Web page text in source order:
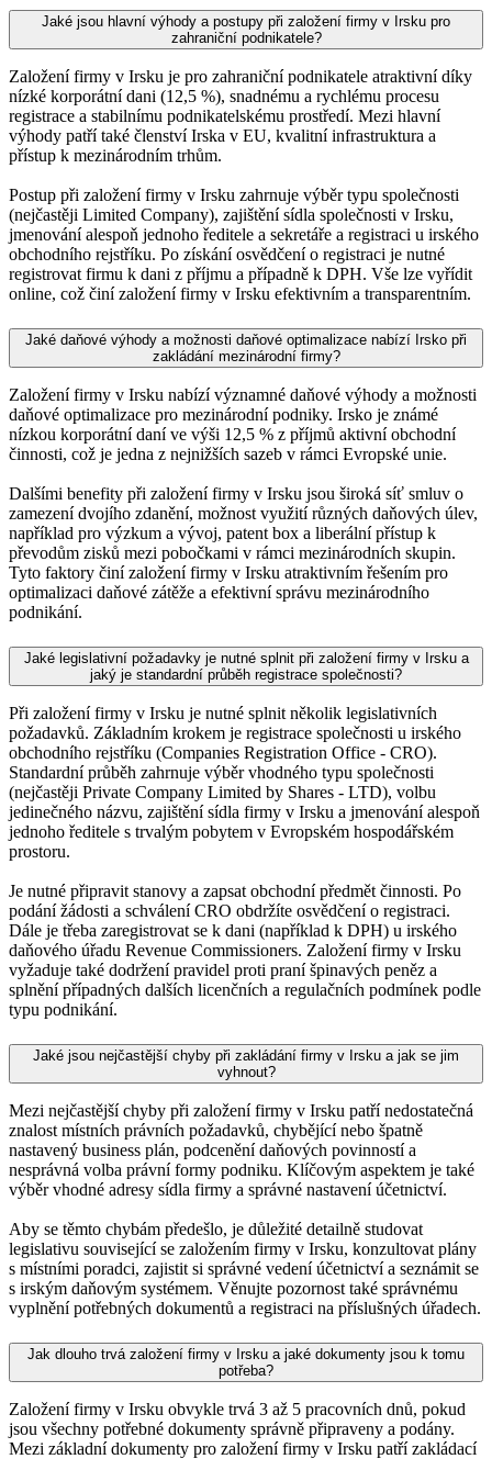
Jaké jsou hlavní výhody a postupy při založení firmy v Irsku pro
zahraniční podnikatele?
Založení firmy v Irsku je pro zahraniční podnikatele atraktivní díky
nízké korporátní dani (12,5 %), snadnému a rychlému procesu
registrace a stabilnímu podnikatelskému prostředí. Mezi hlavní
výhody patří také členství Irska v EU, kvalitní infrastruktura a
přístup k mezinárodním trhům.
Postup při založení firmy v Irsku zahrnuje výběr typu společnosti
(nejčastěji Limited Company), zajištění sídla společnosti v Irsku,
jmenování alespoň jednoho ředitele a sekretáře a registraci u irského
obchodního rejstříku. Po získání osvědčení o registraci je nutné
registrovat firmu k dani z příjmu a případně k DPH. Vše lze vyřídit
online, což činí založení firmy v Irsku efektivním a transparentním.
Jaké daňové výhody a možnosti daňové optimalizace nabízí Irsko při
zakládání mezinárodní firmy?
Založení firmy v Irsku nabízí významné daňové výhody a možnosti
daňové optimalizace pro mezinárodní podniky. Irsko je známé
nízkou korporátní daní ve výši 12,5 % z příjmů aktivní obchodní
činnosti, což je jedna z nejnižších sazeb v rámci Evropské unie.
Dalšími benefity při založení firmy v Irsku jsou široká síť smluv o
zamezení dvojího zdanění, možnost využití různých daňových úlev,
například pro výzkum a vývoj, patent box a liberální přístup k
převodům zisků mezi pobočkami v rámci mezinárodních skupin.
Tyto faktory činí založení firmy v Irsku atraktivním řešením pro
optimalizaci daňové zátěže a efektivní správu mezinárodního
podnikání.
Jaké legislativní požadavky je nutné splnit při založení firmy v Irsku a
jaký je standardní průběh registrace společnosti?
Při založení firmy v Irsku je nutné splnit několik legislativních
požadavků. Základním krokem je registrace společnosti u irského
obchodního rejstříku (Companies Registration Office - CRO).
Standardní průběh zahrnuje výběr vhodného typu společnosti
(nejčastěji Private Company Limited by Shares - LTD), volbu
jedinečného názvu, zajištění sídla firmy v Irsku a jmenování alespoň
jednoho ředitele s trvalým pobytem v Evropském hospodářském
prostoru.
Je nutné připravit stanovy a zapsat obchodní předmět činnosti. Po
podání žádosti a schválení CRO obdržíte osvědčení o registraci.
Dále je třeba zaregistrovat se k dani (například k DPH) u irského
daňového úřadu Revenue Commissioners. Založení firmy v Irsku
vyžaduje také dodržení pravidel proti praní špinavých peněz a
splnění případných dalších licenčních a regulačních podmínek podle
typu podnikání.
Jaké jsou nejčastější chyby při zakládání firmy v Irsku a jak se jim
vyhnout?
Mezi nejčastější chyby při založení firmy v Irsku patří nedostatečná
znalost místních právních požadavků, chybějící nebo špatně
nastavený business plán, podcenění daňových povinností a
nesprávná volba právní formy podniku. Klíčovým aspektem je také
výběr vhodné adresy sídla firmy a správné nastavení účetnictví.
Aby se těmto chybám předešlo, je důležité detailně studovat
legislativu související se založením firmy v Irsku, konzultovat plány
s místními poradci, zajistit si správné vedení účetnictví a seznámit se
s irským daňovým systémem. Věnujte pozornost také správnému
vyplnění potřebných dokumentů a registraci na příslušných úřadech.
Jak dlouho trvá založení firmy v Irsku a jaké dokumenty jsou k tomu
potřeba?
Založení firmy v Irsku obvykle trvá 3 až 5 pracovních dnů, pokud
jsou všechny potřebné dokumenty správně připraveny a podány.
Mezi základní dokumenty pro založení firmy v Irsku patří zakládací